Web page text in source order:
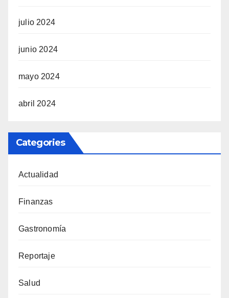
julio 2024
junio 2024
mayo 2024
abril 2024
Categories
Actualidad
Finanzas
Gastronomía
Reportaje
Salud